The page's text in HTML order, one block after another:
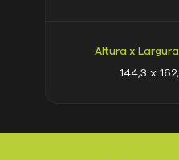
Altura x
144,3 x